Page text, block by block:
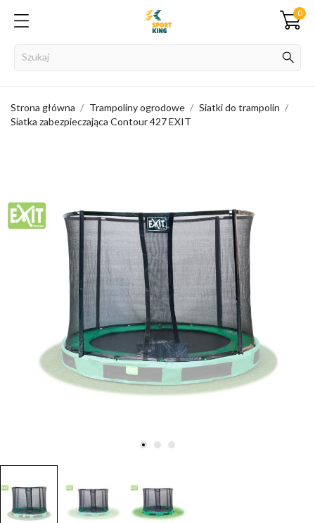
0
Strona główna Trampoliny ogrodowe
Siatki do trampolin
Siatka zabezpieczająca Contour 427 EXIT